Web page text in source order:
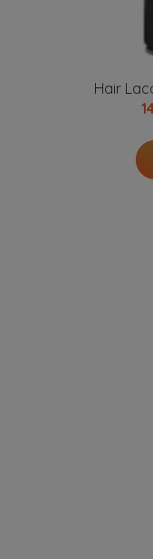
Hair